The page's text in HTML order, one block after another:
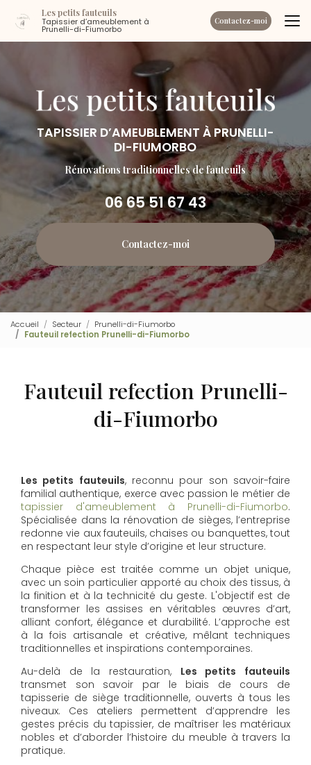
contenu
principal
Les petits fauteuils
Tapissier d’ameublement à
Prunelli-di-Fiumorbo
Contactez-moi
TAPISSIER D’AMEUBLEMENT À PRUNELLI-
DI-FIUMORBO
Rénovations traditionnelles de fauteuils
06 65 51 67 43
Contactez-moi
Accueil Secteur
Prunelli-di-Fiumorbo
Fauteuil refection Prunelli-di-Fiumorbo
Fauteuil refection Prunelli-
di-Fiumorbo
Les petits fauteuils, reconnu pour son savoir-faire
familial authentique, exerce avec passion le métier de
tapissier d'ameublement à Prunelli-di-Fiumorbo.
Spécialisée dans la rénovation de sièges, l’entreprise
redonne vie aux fauteuils, chaises ou banquettes, tout
en respectant leur style d’origine et leur structure.
Chaque pièce est traitée comme un objet unique,
avec un soin particulier apporté au choix des tissus, à
la finition et à la technicité du geste. L'objectif est de
transformer les assises en véritables œuvres d’art,
alliant confort, élégance et durabilité. L’approche est
à la fois artisanale et créative, mêlant techniques
traditionnelles et inspirations contemporaines.
Au-delà de la restauration, Les petits fauteuils
transmet son savoir par le biais de cours de
tapisserie de siège traditionnelle, ouverts à tous les
niveaux. Ces ateliers permettent d’apprendre les
gestes précis du tapissier, de maîtriser les matériaux
nobles et d’aborder l’histoire du meuble à travers la
pratique.